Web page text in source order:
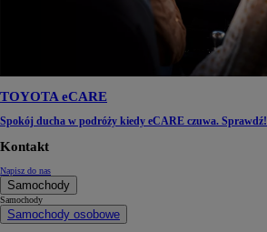
TOYOTA eCARE
Spokój ducha w podróży kiedy eCARE czuwa. Sprawdź!
Kontakt
Napisz do nas
Samochody
Samochody
Samochody osobowe